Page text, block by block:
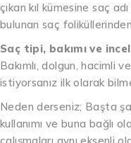
çıkan kıl kümesine saç
bulunan saç
Saç tipi, bakımı ve
Bakımlı, dolgun, hacimli ve
istiyorsanız ilk olarak
Neden derseniz; Başta
kullanımı ve buna bağlı